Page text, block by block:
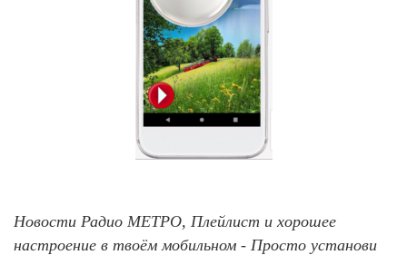
Новости Радио МЕТРО, Плейлист и хорошее
настроение в твоём мобильном - Просто установи